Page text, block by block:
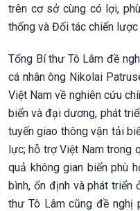
trên cơ sở cùng có lợi,
thống và Đối tác chiến
Tổng Bí thư Tô Lâm đề
cá nhân ông Nikolai
Việt Nam về nghiên cứu
biển và đại dương, phát
tuyến giao thông vận tải
lực; hỗ trợ Việt Nam trong
quả không gian biển phù
bình, ổn định và phát triển
thư Tô Lâm cũng đề nghị